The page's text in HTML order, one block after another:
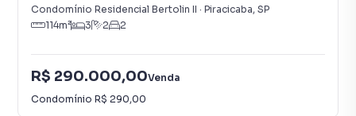
Condomínio Residencial Bertolin II · Piracicaba, SP
114m² 3 2 2
R$ 290.000,00Venda
Condomínio R$ 290,00